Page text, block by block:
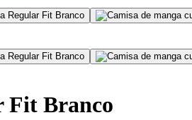
Fit Branco